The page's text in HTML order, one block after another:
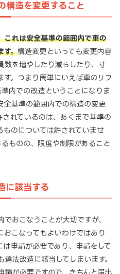
構造を変更すること
これは安全基準の範囲内で車の
す。構造変更といっても変更内容
数を増やしたり減らしたり、寸
す。つまり簡単にいえば車のリフ
準内での改造ということになりま
全基準の範囲内での構造の変更
されているのは、あくまで基準の
ものについては許されていませ
ものの、限度や制限があること
に該当する
おこなうことが大切ですが、
おこなってもよいわけではあり
は申請が必要であり、申請をして
法改造に該当してしまいます。
請が必要ですので、きちんと届出